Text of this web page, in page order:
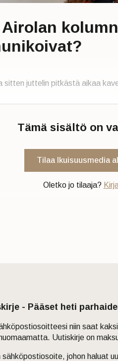
Airolan
sitten juttelin pitkästä aikaa
Tämä sisältö on
Tilaa Ikuisuusmedia
Oletko jo tilaaja?
- Pääset heti
niin saat
Uutiskirje on
sähköpostiosoite, johon haluat